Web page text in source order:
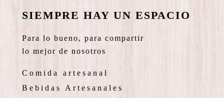
SIEMPRE HAY UN ESPACIO
Para lo bueno, para compartir
lo mejor de nosotros
Comida artesanal
Bebidas Artesanales